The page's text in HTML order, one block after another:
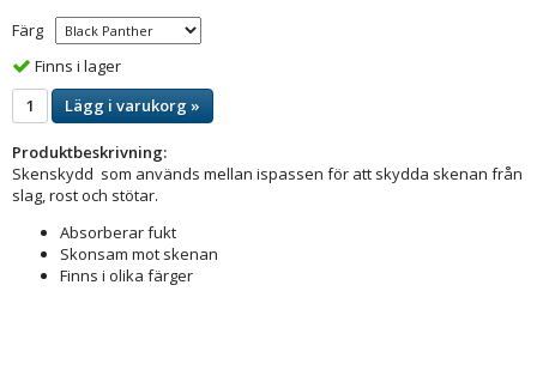
Färg
Finns i lager
Lägg i varukorg »
Produktbeskrivning:
Skenskydd som används mellan ispassen för att skydda skenan från
slag, rost och stötar.
Absorberar fukt
Skonsam mot skenan
Finns i olika färger